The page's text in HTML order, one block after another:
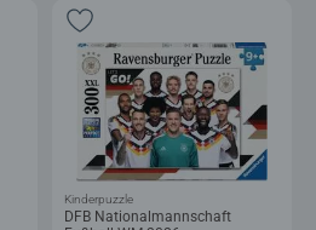
DFB Nationalmannschaft
Kinderpuzzle